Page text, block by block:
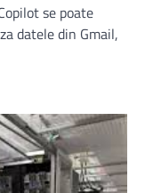
se poate
datele din Gmail,